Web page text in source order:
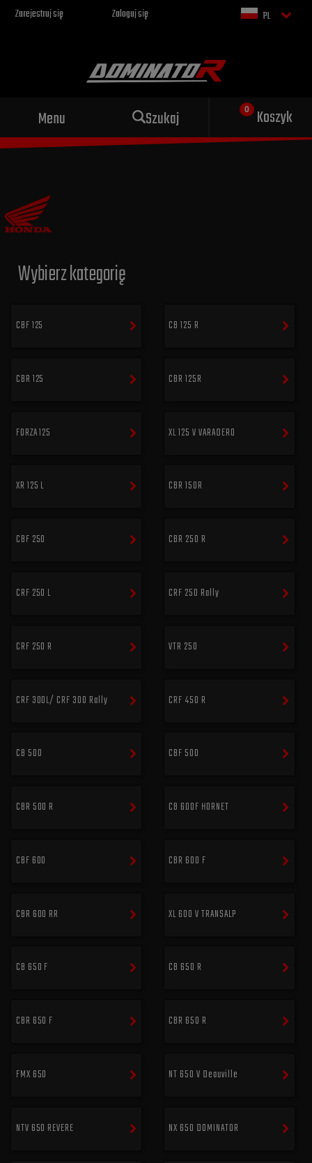
Zarejestruj się Zaloguj się PL
Menu Szukaj Koszyk
Sportowy wydech dla Twojego
Wybierz kategorię
CBF 125 CB 125 R
CBR 125 CBR 125R
FORZA 125 XL 125 V VARADERO
XR 125 L CBR 150R
CBF 250 CBR 250 R
CRF 250 L CRF 250 Rally
CRF 250 R VTR 250
CRF 300L/ CRF 300 Rally CRF 450 R
CB 500 CBF 500
CBR 500 R CB 600F HORNET
CBF 600 CBR 600 F
CBR 600 RR XL 600 V TRANSALP
CB 650 F CB 650 R
CBR 650 F CBR 650 R
FMX 650 NT 650 V Deauville
NTV 650 REVERE NX 650 DOMINATOR